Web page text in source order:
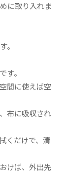
に取り入れま
。
す。
間に使えば空
布に吸収され
くだけで、清
けば、外出先